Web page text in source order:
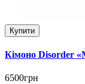
Купити
Кімоно Disorder
6500грн